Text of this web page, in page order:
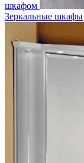
шкафом
Зеркальные шкафы